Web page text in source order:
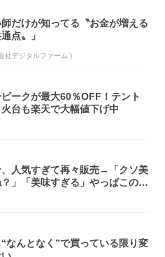
師だけが知ってる〝お金が増える
点〟」
社デジタルファーム )
ピークが最大60％OFF！テント
火台も楽天で大幅値下げ中
人気すぎて再々販売→「クソ美
？」「美味すぎる」やっぱこのク
なんとなく”で買っている限り変